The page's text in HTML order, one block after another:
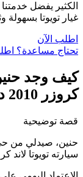
الكثير يفضل
غيار تويوتا بسهولة
اطلب الآن
تحتاج مساعدة؟
كيف وجد حنين
كروزر 2010 دون عناء
قصة توضيحية
حنين، صيدلي من حي
سيارته تويوتا لاند كروزر 2010 للذهاب إلى